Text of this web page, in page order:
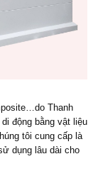
Thanh
động bằng vật liệu
tôi cung cấp là
dụng lâu dài cho